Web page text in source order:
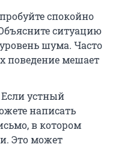
спокойно
ситуацию
шума. Часто
поведение мешает
устный
написать
в котором
Это может